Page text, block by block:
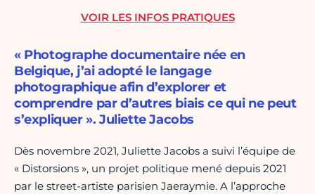
« Photographe documentaire née en
Belgique, j’ai adopté le langage
photographique afin d’explorer et
comprendre par d’autres biais ce qui ne peut
s’expliquer ». Juliette Jacobs
Dès novembre 2021, Juliette Jacobs a suivi l’équipe de
« Distorsions », un projet politique mené depuis 2021
par le street-artiste parisien Jaeraymie. A l’approche
VOIR LES INFOS PRATIQUES